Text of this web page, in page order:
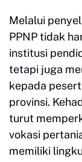
Melalui
PPNP tidak
institusi
tetapi juga
kepada
provinsi.
turut
vokasi
memiliki